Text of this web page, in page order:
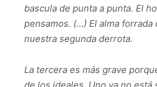
bascula de punta a punta. El
pensamos. (…) El alma forrada
nuestra segunda derrota.
La tercera es más grave